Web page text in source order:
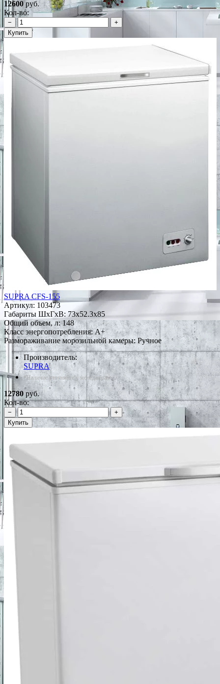
12600руб.
Кол-во:
−
+
Купить
SUPRA CFS-155
Артикул: 103473
Габариты ШxГxВ: 73x52.3x85
Общий объем, л: 148
Класс энергопотребления: A+
Размораживание морозильной камеры: Ручное
Производитель:
SUPRA
*Наличие уточняйте у менеджера
12780руб.
Кол-во:
−
+
Купить